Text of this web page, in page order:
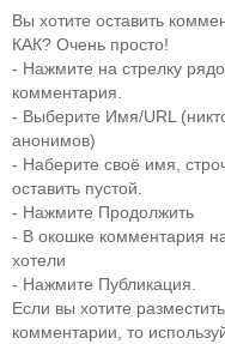
Вы хотите оставить
КАК? Очень просто!
- Нажмите на стрелку
комментария.
- Выберите Имя/URL
анонимов)
- Наберите своё имя,
оставить пустой.
- Нажмите Продолжить
- В окошке комментария
хотели
- Нажмите Публикация.
Если вы хотите
комментарии, то